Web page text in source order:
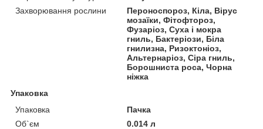
Захворювання рослини
Пероноспороз, Кіла, Вірус
мозаїки, Фітофтороз,
Фузаріоз, Суха і мокра
гниль, Бактеріози, Біла
гнилизна, Ризоктоніоз,
Альтернаріоз, Сіра гниль,
Борошниста роса, Чорна
ніжка
Упаковка
Упаковка
Пачка
Об`єм
0.014 л